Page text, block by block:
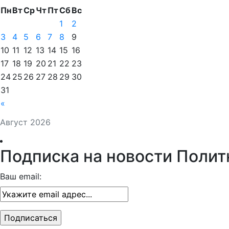
Август 2026
ПнВтСрЧтПтСбВс
«
1
2
3
4 5 6 7 8
9
10 11 12 13 14 15 16
17 18 19 20 21 22 23
24 25 26 27 28 29 30
31
Подписка на новости
Ваш email: